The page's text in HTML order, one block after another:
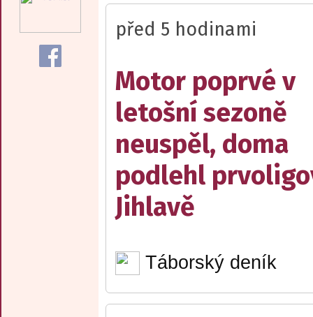
před 5 hodinami
Motor poprvé v
letošní sezoně
neuspěl, doma
podlehl
Jihlavě
Táborský deník